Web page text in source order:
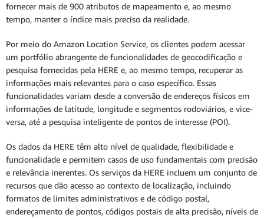
fornecer mais de 900 atributos de mapeamento e, ao mesmo
tempo, manter o índice mais preciso da realidade.
Por meio do Amazon Location Service, os clientes podem acessar
um portfólio abrangente de funcionalidades de geocodificação e
pesquisa fornecidas pela HERE e, ao mesmo tempo, recuperar as
informações mais relevantes para o caso específico. Essas
funcionalidades variam desde a conversão de endereços físicos em
informações de latitude, longitude e segmentos rodoviários, e vice-
versa, até a pesquisa inteligente de pontos de interesse (POI).
Os dados da HERE têm alto nível de qualidade, flexibilidade e
funcionalidade e permitem casos de uso fundamentais com precisão
e relevância inerentes. Os serviços da HERE incluem um conjunto de
recursos que dão acesso ao contexto de localização, incluindo
formatos de limites administrativos e de código postal,
endereçamento de pontos, códigos postais de alta precisão, níveis de